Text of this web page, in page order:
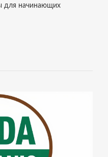
для начинающих